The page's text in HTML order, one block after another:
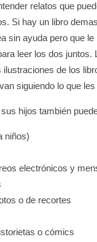
relatos que
Si hay un libro
sin ayuda pero que
leer los dos juntos.
ilustraciones de los
siguiendo lo que les
hijos también
niños)
electrónicos y
o de recortes
o cómics